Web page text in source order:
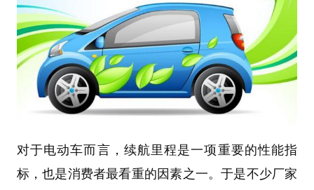
对于电动车而言，续航里程是一项重要的性能指
标，也是消费者最看重的因素之一。于是不少厂家